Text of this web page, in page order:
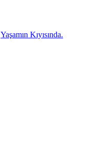
Yaşamın Kıyısında.